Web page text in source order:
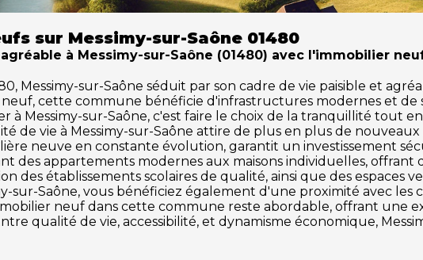
sur Messimy-sur-Saône 01480
à Messimy-sur-Saône (01480) avec l'immobilier
Messimy-sur-Saône séduit par son cadre de vie paisible et
cette commune bénéficie d'infrastructures modernes et de
à Messimy-sur-Saône, c'est faire le choix de la tranquillité tout
de vie à Messimy-sur-Saône attire de plus en plus de
neuve en constante évolution, garantit un investissement
des appartements modernes aux maisons individuelles, offrant
des établissements scolaires de qualité, ainsi que des espaces
sur-Saône, vous bénéficiez également d'une proximité avec les
neuf dans cette commune reste abordable, offrant
qualité de vie, accessibilité, et dynamisme économique,